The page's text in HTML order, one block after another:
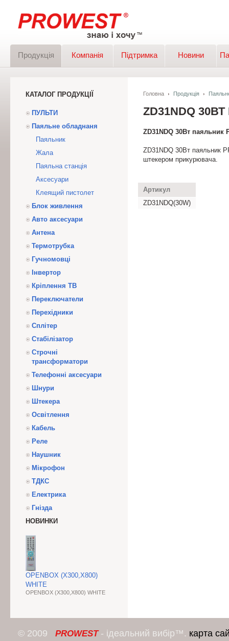
Продукція Компанія Підтримка Новини
КАТАЛОГ ПРОДУКЦІЇ
ПУЛЬТИ
Паяльне обладнаня
Паяльник
Жала
Паяльна станція
Аксесуари
Клеящий пистолет
Блок живлення
Авто аксесуари
Антена
Термотрубка
Гучномовці
Інвертор
Кріплення ТВ
Переключатели
Перехідники
Сплітер
Стабілізатор
Строчні
трансформатори
Телефонні аксесуари
Шнури
Штекера
Освітлення
Кабель
Реле
Наушник
Мікрофон
ТДКС
Електрика
Гнізда
НОВИНКИ
OPENBOX (X300,X800)
WHITE
OPENBOX (X300,X800) WHITE
Головна Продукція
ZD31NDQ
ZD31NDQ 30Вт паяльник
ZD31NDQ 30Вт паяльник
штекером прикурювача.
Артикул
ZD31NDQ(30W)
© 2009 PROWEST- ідеальний вибір™. карта